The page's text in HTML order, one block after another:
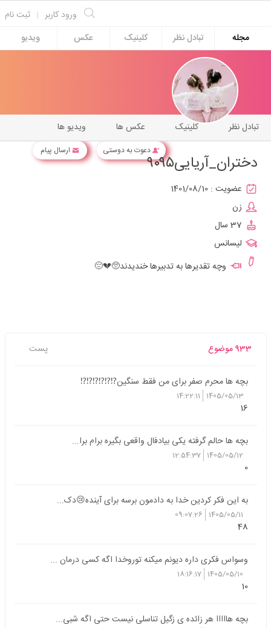
ثبت نام | ورود کاربر
مجله
تبادل نظر کلینیک عکس ویدیو
دعوت به دوستی ارسال پیام
ویدیو ها عکس ها کلینیک تبادل نظر
دختران_آریایی۹۰۹۵
عضویت : 1401/08/10
زن
37 سال
لیسانس
وچه تقدیرها به تدبیرها خندیدند🥺💔😔
933 موضوع پست
بچه ها محرم صفر برای من فقط سنگین⁉️⁉️⁉️⁉️⁉️⁉️
1405/05/13
14:22:11
16
بچه ها حالم گرفته یکی بیادفال واقعی بگیره برام برا...
1405/05/12
12:54:37
0
به این فکر کردین خدا به دادمون برسه برای آینده😢دک...
1405/05/11
09:07:26
48
وسواس فکری داره دیونم میکنه توروخدا اگه کسی درمان ...
1405/05/10
18:16:17
10
بچه هااااا هر زائده ی زگیل تناسلی نیست حتی اگه شبی...